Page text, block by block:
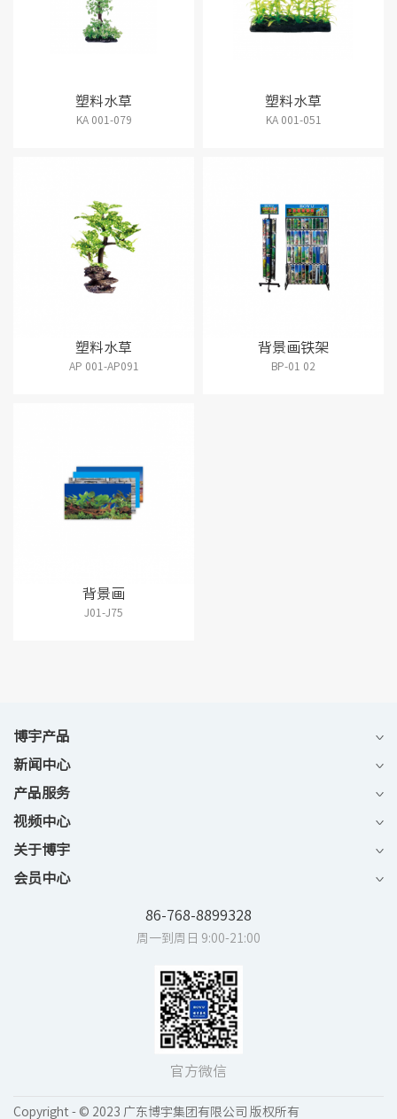
塑料水草
KA 001-079
塑料水草
KA 001-051
塑料水草
AP 001-AP091
背景画铁架
BP-01 02
背景画
J01-J75
博宇产品
新闻中心
产品服务
视频中心
关于博宇
会员中心
86-768-8899328
周一到周日 9:00-21:00
官方微信
Copyright - © 2023 广东博宇集团有限公司 版权所有